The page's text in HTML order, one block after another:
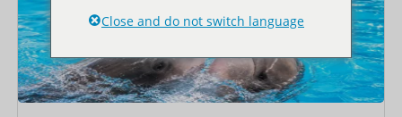
Close and do not switch language